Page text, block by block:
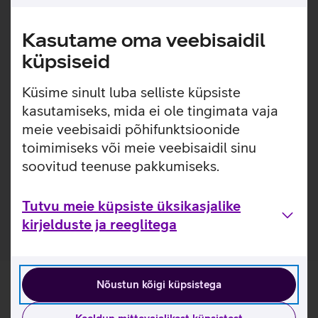
Kasutame oma veebisaidil
küpsiseid
Küsime sinult luba selliste küpsiste
kasutamiseks, mida ei ole tingimata vaja
meie veebisaidi põhifunktsioonide
toimimiseks või meie veebisaidil sinu
soovitud teenuse pakkumiseks.
Tutvu meie küpsiste üksikasjalike
kirjelduste ja reeglitega
Nõustun kõigi küpsistega
Magnetiga D-kinnitus aitab rihma mugavalt kanda ja
eemaldada. Uue disainiga kellarihmal on nupp, mis
Kellarihm on valmistatud keskkonnasõbralikust vegan
nahast.
Kasulikud lingid